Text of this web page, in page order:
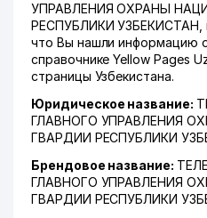
УПРАВЛЕНИЯ ОХРАНЫ
РЕСПУБЛИКИ УЗБЕКИСТАН,
что Вы нашли информацию
справочнике Yellow Pages
страницы Узбекистана.
Юридическое название:
ГЛАВНОГО УПРАВЛЕНИЯ
ГВАРДИИ РЕСПУБЛИКИ
Брендовое название:
ГЛАВНОГО УПРАВЛЕНИЯ
ГВАРДИИ РЕСПУБЛИКИ